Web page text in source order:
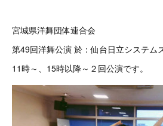
宮城県洋舞団体連合会
第49回洋舞公演 於：仙台日立システ
11時～、15時以降～２回公演です。